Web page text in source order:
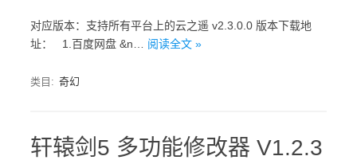
对应版本：支持所有平台上的云之遥 v2.3.0.0 版本下载地
址： 1.百度网盘 &n… 阅读全文 »
类目: 奇幻
轩辕剑5 多功能修改器 V1.2.3